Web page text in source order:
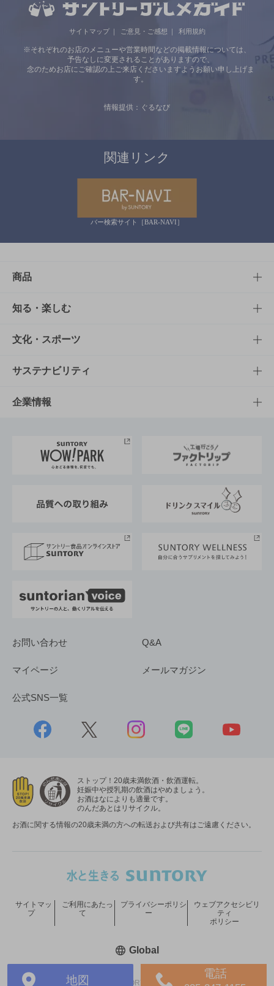
地図
電話
サイトマップ ご意見・ご感想 利用規約
※それぞれのお店のメニューや営業時間などの掲載情報については、
予告なしに変更されることがありますので、
念のためお店にご確認の上ご来店くださいますようお願い申し上げま
す。
情報提供：ぐるなび
関連リンク
バー検索サイト［BAR-NAVI］
商品
商品TOP
商品一覧
商品発売情報
栄養成分一覧
知る・楽しむ
知る・楽しむTOP
キャンペーン
工場見学
地域情報
文化・スポーツ
文化・スポーツTOP
サントリーホール
サントリーサンバーズ大阪
サステナビリティ
サステナビリティTOP
サントリーが考えるサステナビリティ経営
企業情報
企業概要
採用情報
お問い合わせ Q&A
マイページ メールマガジン
公式SNS一覧
ストップ！20歳未満飲酒・飲酒運転。
妊娠中や授乳期の飲酒はやめましょう。
お酒はなによりも適量です。
のんだあとはリサイクル。
お酒に関する情報の20歳未満の方への転送および共有はご遠慮ください。
COPYRIGHT © SUNTORY HOLDINGS LIMITED.
サイトマッ
プ
ご利用にあたっ
て
プライバシーポリシ
ー
ウェブアクセシビリ
ティ
ポリシー
Global新しいウィンドウで開く